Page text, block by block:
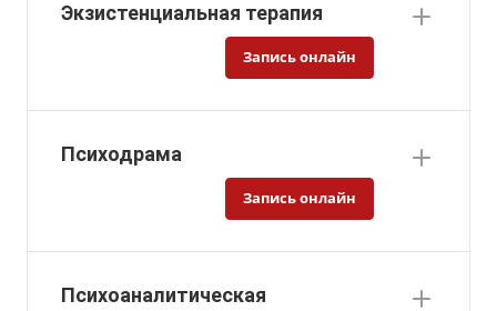
Экзистенциальная терапия
Запись онлайн
Психодрама
Запись онлайн
Психоаналитическая